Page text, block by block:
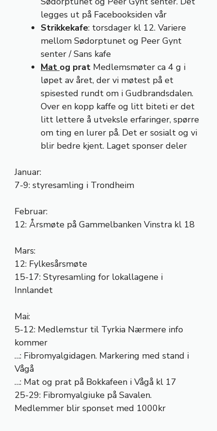
legges ut på Facebooksiden vår
Strikkekafe: torsdager kl 12. Variere
mellom Sødorptunet og Peer Gynt
senter / Sans kafe
Mat og prat Medlemsmøter ca 4 g i
løpet av året, der vi møtest på et
spisested rundt om i Gudbrandsdalen.
Over en kopp kaffe og litt biteti er det
litt lettere å utveksle erfaringer, spørre
om ting en lurer på. Det er sosialt og vi
blir bedre kjent. Laget sponser deler
Januar:
7-9: styresamling i Trondheim
Februar:
12: Årsmøte på Gammelbanken Vinstra kl 18
Mars:
12: Fylkesårsmøte
15-17: Styresamling for lokallagene i
Innlandet
Mai:
5-12: Medlemstur til Tyrkia Nærmere info
kommer
…: Fibromyalgidagen. Markering med stand i
Vågå
…: Mat og prat på Bokkafeen i Vågå kl 17
25-29: Fibromyalgiuke på Savalen.
Medlemmer blir sponset med 1000kr